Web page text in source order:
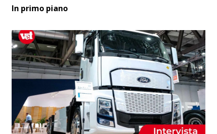
In primo piano